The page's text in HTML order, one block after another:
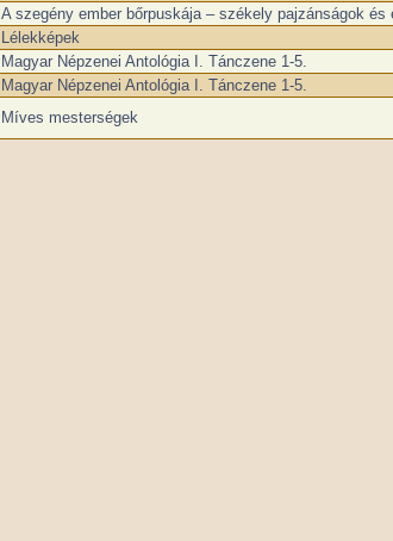
A szegény ember bőrpuskája – székely pajzánságok és
Lélekképek
Magyar Népzenei Antológia I. Tánczene 1-5.
Magyar Népzenei Antológia I. Tánczene 1-5.
Míves mesterségek